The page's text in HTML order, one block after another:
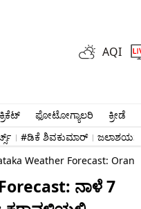
AQI
ಕ್ರಿಕೆಟ್​ ಫೋಟೋಗ್ಯಾಲರಿ
ಕ್ರೀಡೆ
#ಡಿಕೆ ಶಿವಕುಮಾರ್​
Weather Forecast:
ನಾಳೆ 7